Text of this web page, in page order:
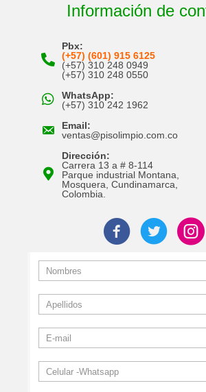
Información de
Pbx:
(+57) (601) 915 6125
(+57) 310 248 0949
(+57) 310 248 0550
WhatsApp:
(+57) 310 242 1962
Email:
ventas@pisolimpio.com.co
Dirección:
Carrera 13 a # 8-114
Parque industrial Montana,
Mosquera, Cundinamarca,
Colombia.